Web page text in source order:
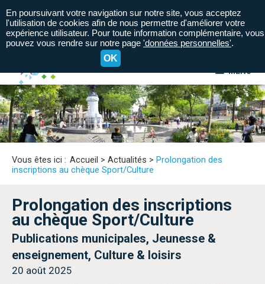
MENU
A= A- A+
Vous êtes ici : Accueil > Actualités > Prolongation des
inscriptions au chèque Sport/Culture
Prolongation des inscriptions
au chèque Sport/Culture
Publications municipales, Jeunesse &
enseignement, Culture & loisirs
20 août 2025
En poursuivant votre navigation sur notre site, vous acceptez
l'utilisation de cookies afin de nous permettre d'améliorer votre
expérience utilisateur. Pour toute information complémentaire, vous
pouvez vous rendre sur notre page 'données personnelles'.
OK